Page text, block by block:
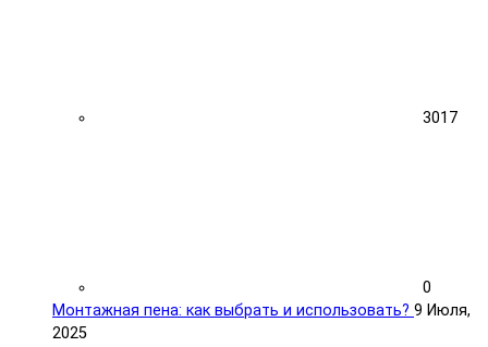
3017
0
Монтажная пена: как выбрать и использовать? 9 Июля,
2025